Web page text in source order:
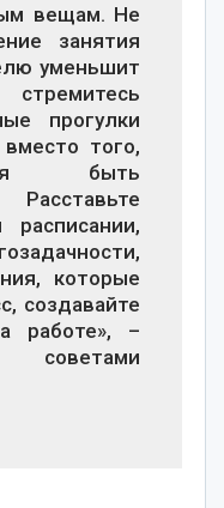
вещам. Не
занятия
уменьшит
прогулки
того,
быть
которые
создавайте
работе», –